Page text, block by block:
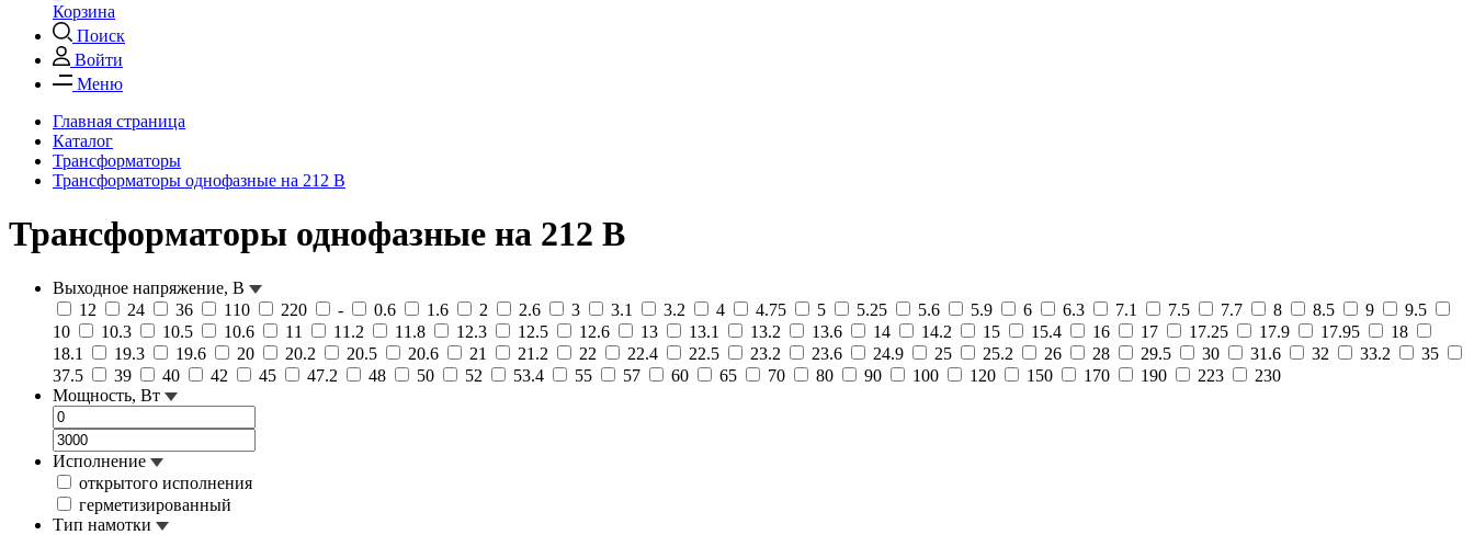
Корзина
Поиск
Войти
Меню
Главная страница
Каталог
Трансформаторы
Трансформаторы однофазные на 212 В
Трансформаторы однофазные на 212 В
Выходное напряжение, В
12
24 36 110 220 - 0.6 1.6 2 2.6 3 3.1 3.2 4 4.75 5 5.25 5.6 5.9 6 6.3 7.1 7.5 7.7 8 8.5 9
9.5
10
10.3 10.5 10.6 11 11.2 11.8 12.3 12.5 12.6 13 13.1 13.2 13.6 14 14.2 15 15.4 16 17 17.25 17.9 17.95
18
18.1
19.3 19.6 20 20.2 20.5 20.6 21 21.2 22 22.4 22.5 23.2 23.6 24.9 25 25.2 26 28 29.5 30 31.6 32 33.2
35
37.5
39 40 42 45 47.2 48 50 52 53.4 55 57 60 65 70 80 90 100 120 150 170 190 223
230
Мощность, Вт
Исполнение
открытого исполнения
герметизированный
Тип намотки